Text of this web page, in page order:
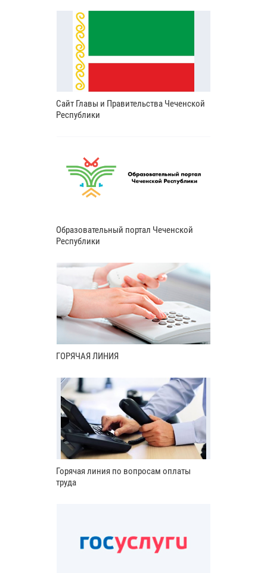
Сайт Главы и Правительства Чеченской
Республики
Образовательный портал Чеченской
Республики
ГОРЯЧАЯ ЛИНИЯ
Горячая линия по вопросам оплаты
труда